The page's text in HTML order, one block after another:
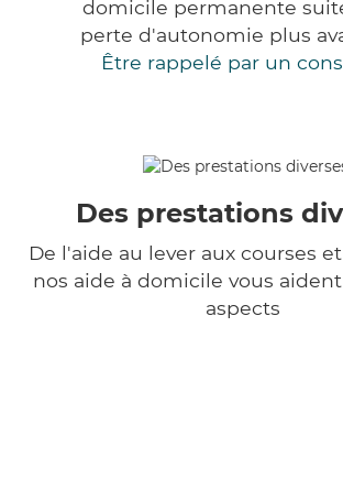
domicile permanente
perte d'autonomie plus
Être rappelé par un
Des prestations
De l'aide au lever aux courses
nos aide à domicile vous
aspects